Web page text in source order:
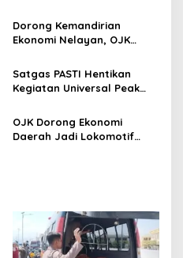
Jangan Sampai Jadi
Korban
Dorong Kemandirian
Ekonomi Nelayan, OJK
Kesiapan KNMP Desa
Banagan
Satgas PASTI Hentikan
Kegiatan Universal Peak
Diduga Tanpa Izin dan
Merugikan Masyarakat
OJK Dorong Ekonomi
Daerah Jadi Lokomotif